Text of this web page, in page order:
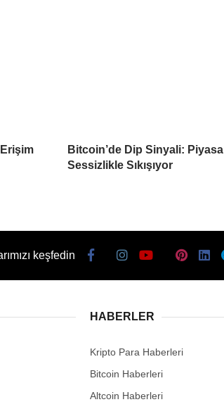
Bitcoin’de Dip Sinyali: Piyasa
Sessizlikle Sıkışıyor
keşfedin
HABERLER
Kripto Para Haberleri
Bitcoin Haberleri
Altcoin Haberleri